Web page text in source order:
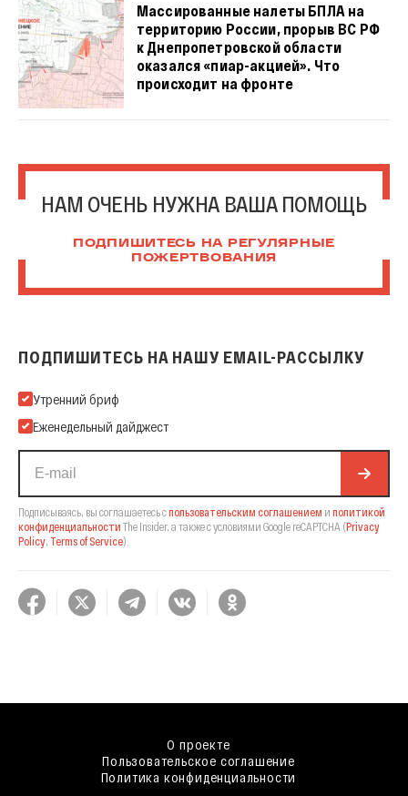
Массированные налеты БПЛА на
территорию России, прорыв ВС РФ
к Днепропетровской области
оказался «пиар-акцией». Что
происходит на фронте
НАМ ОЧЕНЬ НУЖНА ВАША ПОМОЩЬ
ПОДПИШИТЕСЬ НА РЕГУЛЯРНЫЕ
ПОЖЕРТВОВАНИЯ
ПОДПИШИТЕСЬ НА НАШУ EMAIL-РАССЫЛКУ
Подпишитесь на нашу Email-рассылку
Утренний бриф
Еженедельный дайджест
Подписываясь, вы соглашаетесь спользовательским соглашением и политикой
конфиденциальности The Insider, а также с условиями Google reCAPTCHA (Privacy
Policy, Terms of Service).
О проекте
Пользовательское соглашение
Политика конфиденциальности